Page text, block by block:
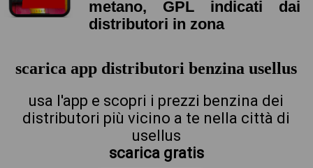
metano, GPL indicati dai
distributori in zona
scarica app distributori benzina usellus
usa l'app e scopri i prezzi benzina dei
distributori più vicino a te nella città di
usellus
scarica gratis